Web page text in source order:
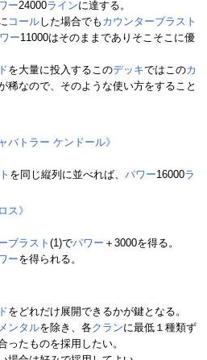
ー24000ラインに達する。
コールした場合でも カウンターブラスト
ー11000はそのままでありそこそこに優
を大量に投入するこのデッキではこのカ
稀なので、そのような使い方をすること
バトラー ケンドール》
を同じ縦列に並べれば、 パワー16000ラ
ス》
ブラスト (1)でパワー ＋3000を得る。
ーを得られる。
をどれだけ展開できるかが鍵となる。
ンタルを除き、各クランに最低１種類ず
ったものを採用したい。